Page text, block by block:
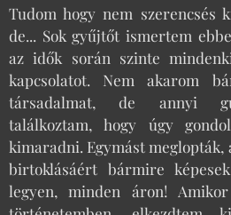
Tudom hogy nem szerencsés
de... Sok gyűjtőt ismertem
az idők során szinte
kapcsolatot. Nem akarom
társadalmat, de annyi
találkoztam, hogy úgy
kimaradni. Egymást
birtoklásáért bármire
legyen, minden áron!